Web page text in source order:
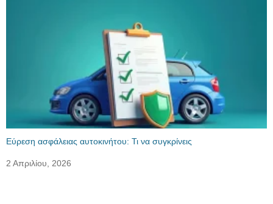
Εύρεση ασφάλειας αυτοκινήτου: Τι να συγκρίνεις
2 Απριλίου, 2026